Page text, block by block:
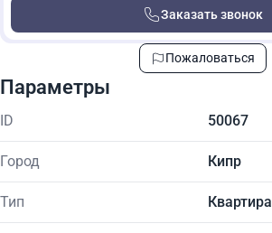
Заказать звонок
Пожаловаться
Параметры
ID 50067
Город Кипр
Тип Квартира